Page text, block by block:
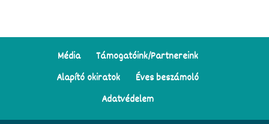
Média
Támogatóink/Partnereink
Alapító okiratok
Éves beszámoló
Adatvédelem